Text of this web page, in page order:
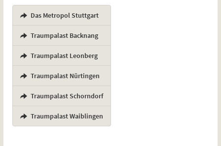
Das Metropol Stuttgart
Traumpalast Backnang
Traumpalast Leonberg
Traumpalast Nürtingen
Traumpalast Schorndorf
Traumpalast Waiblingen